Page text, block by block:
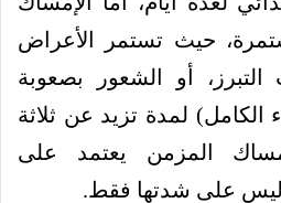
حيث تستمر الأعراض
أو الشعور بصعوبة
الكامل) لمدة تزيد عن ثلاثة
المزمن يعتمد على
على شدتها فقط.